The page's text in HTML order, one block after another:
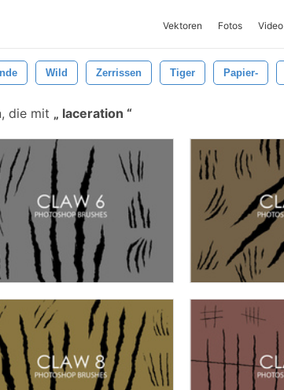
Vektoren Fotos Video
Wild Zerrissen Tiger Papier-
die mit laceration